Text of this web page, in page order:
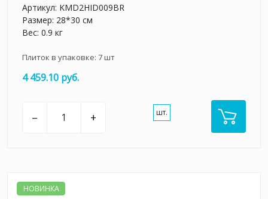
Артикул: KMD2HID009BR
Размер: 28*30 см
Вес: 0.9 кг
Плиток в упаковке: 7шт
4 459.10 руб.
– + шт.
НОВИНКА